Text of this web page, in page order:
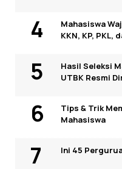
Mahasiswa
KKN, KP, PKL,
Hasil Seleksi
UTBK Resmi
Tips & Trik
Mahasiswa
Ini 45